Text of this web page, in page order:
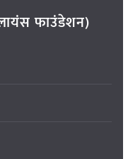
फाउंडेशन)